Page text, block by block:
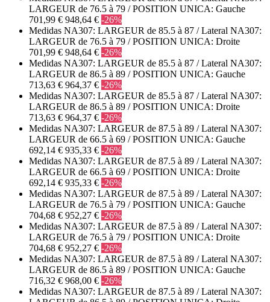
LARGEUR de 76.5 à 79 / POSITION UNICA: Gauche
701,99 € 948,64 € -26%
Medidas NA307: LARGEUR de 85.5 à 87 / Lateral NA307:
LARGEUR de 76.5 à 79 / POSITION UNICA: Droite
701,99 € 948,64 € -26%
Medidas NA307: LARGEUR de 85.5 à 87 / Lateral NA307:
LARGEUR de 86.5 à 89 / POSITION UNICA: Gauche
713,63 € 964,37 € -26%
Medidas NA307: LARGEUR de 85.5 à 87 / Lateral NA307:
LARGEUR de 86.5 à 89 / POSITION UNICA: Droite
713,63 € 964,37 € -26%
Medidas NA307: LARGEUR de 87.5 à 89 / Lateral NA307:
LARGEUR de 66.5 à 69 / POSITION UNICA: Gauche
692,14 € 935,33 € -26%
Medidas NA307: LARGEUR de 87.5 à 89 / Lateral NA307:
LARGEUR de 66.5 à 69 / POSITION UNICA: Droite
692,14 € 935,33 € -26%
Medidas NA307: LARGEUR de 87.5 à 89 / Lateral NA307:
LARGEUR de 76.5 à 79 / POSITION UNICA: Gauche
704,68 € 952,27 € -26%
Medidas NA307: LARGEUR de 87.5 à 89 / Lateral NA307:
LARGEUR de 76.5 à 79 / POSITION UNICA: Droite
704,68 € 952,27 € -26%
Medidas NA307: LARGEUR de 87.5 à 89 / Lateral NA307:
LARGEUR de 86.5 à 89 / POSITION UNICA: Gauche
716,32 € 968,00 € -26%
Medidas NA307: LARGEUR de 87.5 à 89 / Lateral NA307: